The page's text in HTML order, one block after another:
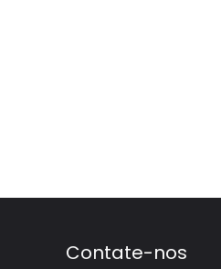
Contate-nos